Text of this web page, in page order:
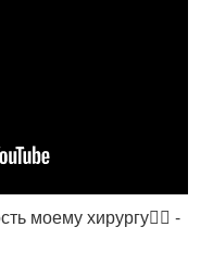
моему хирургу👩‍⚕️ -